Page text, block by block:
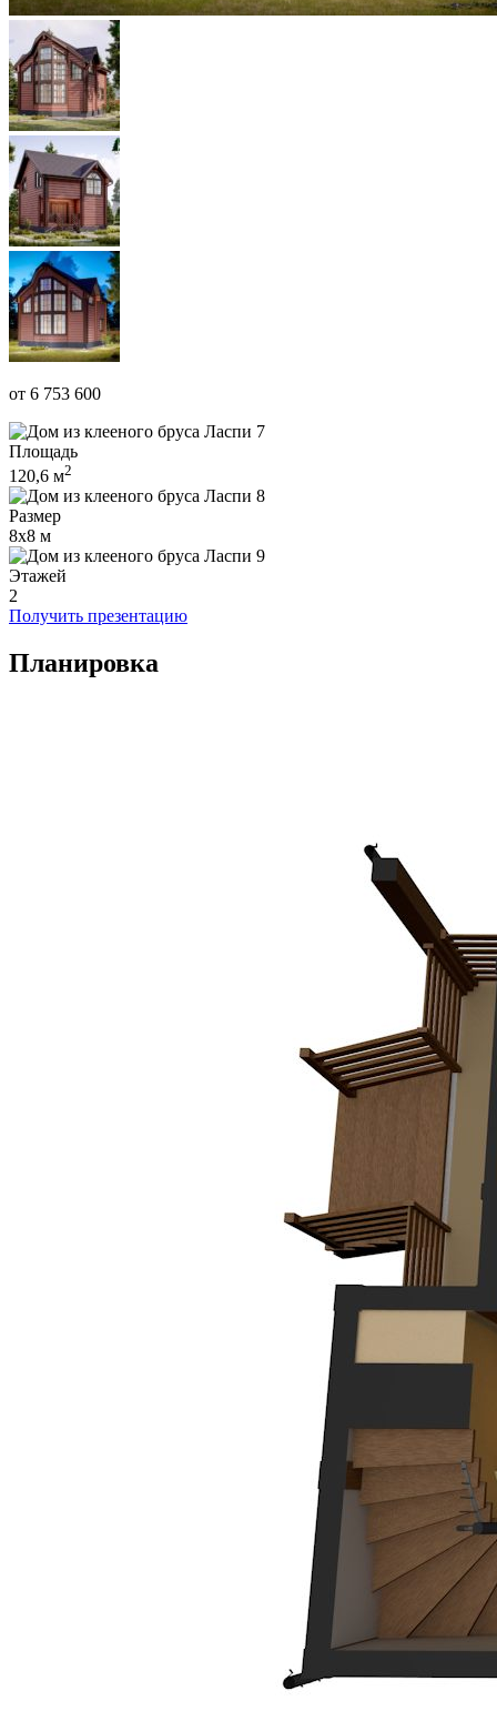
от 6 753 600
Площадь
120,6 м2
Размер
8x8 м
Этажей
2
Получить презентацию
Планировка